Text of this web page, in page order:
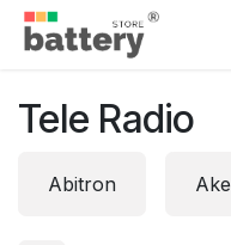
Ir al contenido
Tele Radio
Abitron